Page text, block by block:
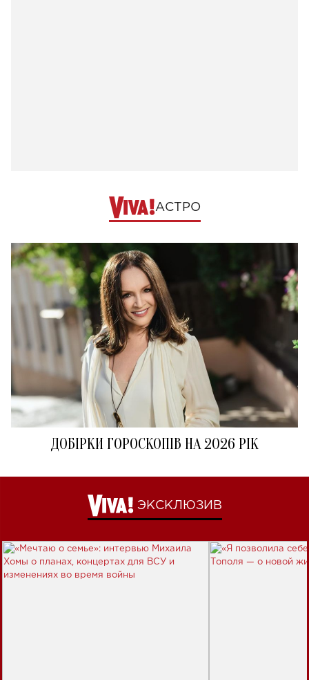
АСТРО
ДОБІРКИ ГОРОСКОПІВ НА 2026 РІК
ЭКСКЛЮЗИВ